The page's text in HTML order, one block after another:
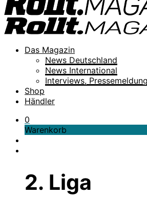
Das Magazin
News Deutschland
News International
Interviews,
Shop
Händler
0
Warenkorb
2. Liga